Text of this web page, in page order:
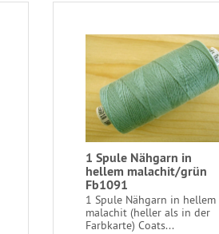
1 Spule Nähgarn in
hellem malachit/grün
Fb1091
1 Spule Nähgarn in hellem
malachit (heller als in der
Farbkarte) Coats...